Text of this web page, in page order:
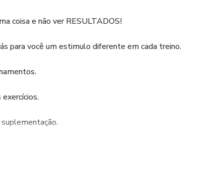
coisa e não ver RESULTADOS!
para você um estimulo diferente em cada treino.